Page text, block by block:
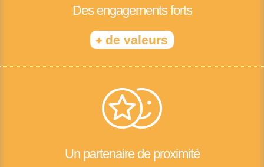
Des engagements forts
+ de valeurs
Un partenaire de proximité